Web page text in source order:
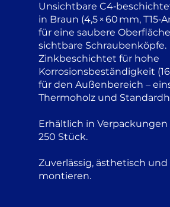
Unsichtbare
in Braun (4,5 × 60 mm,
für eine saubere
sichtbare Schraubenköpfe.
Zinkbeschichtet für hohe
Korrosionsbeständigkeit
für den Außenbereich –
Thermoholz und
Erhältlich in
250 Stück.
Zuverlässig, ästhetisch und
montieren.